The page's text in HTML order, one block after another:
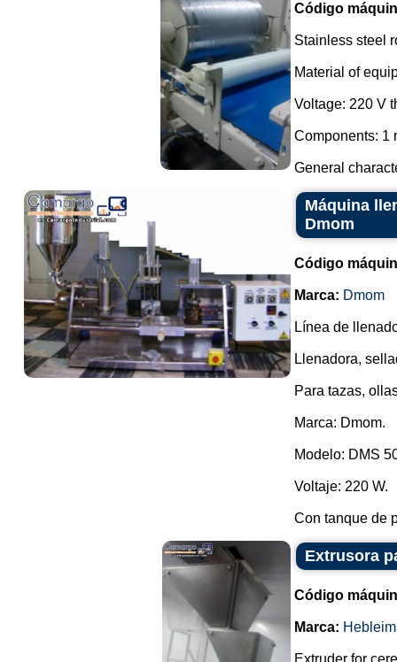
Código
Stainless steel
Material of
Voltage: 220 V
Components: 1
General
Máquina
Dmom
Código
Marca: Dmom
Línea de
Llenadora,
Para tazas,
Marca: Dmom.
Modelo: DMS
Voltaje: 220 W.
Con tanque de
Extrusora
Código
Marca:
Extruder for